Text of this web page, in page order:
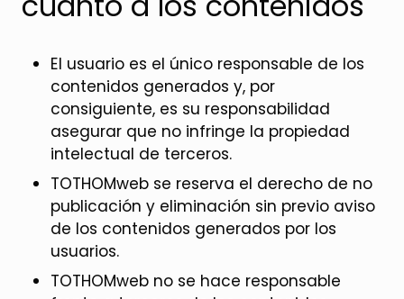
El usuario es el único responsable de los
contenidos generados y, por
consiguiente, es su responsabilidad
asegurar que no infringe la propiedad
intelectual de terceros.
TOTHOMweb se reserva el derecho de no
publicación y eliminación sin previo aviso
de los contenidos generados por los
usuarios.
TOTHOMweb no se hace responsable